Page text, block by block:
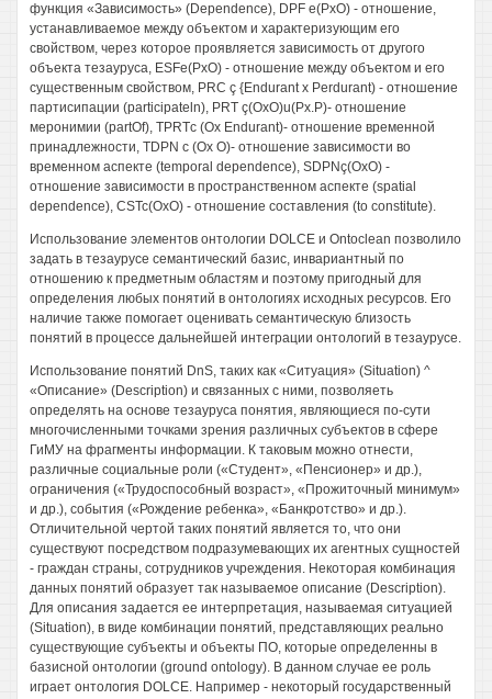
функция «Зависимость» (Dependence), DPF е(РхО) - отношение,
устанавливаемое между объектом и характеризующим его
свойством, через которое проявляется зависимость от другого
объекта тезауруса, ESFe(PxO) - отношение между объектом и его
существенным свойством, PRC ç {Endurant х Perdurant) - отношение
партисипации (participateln), PRT ç(OxO)u(Px.P)- отношение
меронимии (partOf), TPRTс (Ох Endurant)- отношение временной
принадлежности, TDPN с (Ох О)- отношение зависимости во
временном аспекте (temporal dependence), SDPNç(OxO) -
отношение зависимости в пространственном аспекте (spatial
dependence), CSTc(OxO) - отношение составления (to constitute).
Использование элементов онтологии DOLCE и Ontoclean позволило
задать в тезаурусе семантический базис, инвариантный по
отношению к предметным областям и поэтому пригодный для
определения любых понятий в онтологиях исходных ресурсов. Его
наличие также помогает оценивать семантическую близость
понятий в процессе дальнейшей интеграции онтологий в тезаурусе.
Использование понятий DnS, таких как «Ситуация» (Situation) ^
«Описание» (Description) и связанных с ними, позволяеть
определять на основе тезауруса понятия, являющиеся по-сути
многочисленными точками зрения различных субъектов в сфере
ГиМУ на фрагменты информации. К таковым можно отнести,
различные социальные роли («Студент», «Пенсионер» и др.),
ограничения («Трудоспособный возраст», «Прожиточный минимум»
и др.), события («Рождение ребенка», «Банкротство» и др.).
Отличительной чертой таких понятий является то, что они
существуют посредством подразумевающих их агентных сущностей
- граждан страны, сотрудников учреждения. Некоторая комбинация
данных понятий образует так называемое описание (Description).
Для описания задается ее интерпретация, называемая ситуацией
(Situation), в виде комбинации понятий, представляющих реально
существующие субъекты и объекты ПО, которые определенны в
базисной онтологии (ground ontology). В данном случае ее роль
играет онтология DOLCE. Например - некоторый государственный